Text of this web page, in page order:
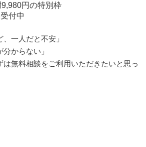
9,980円の特別枠
付中
、一人だと不安」
分からない」
は無料相談をご利用いただきたいと思っ